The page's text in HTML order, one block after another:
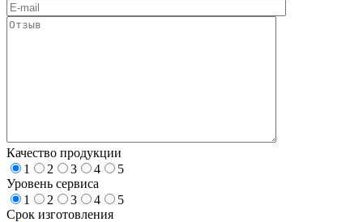
Качество продукции
1
2 3 4
5
Уровень сервиса
1
2 3 4
5
Срок изготовления